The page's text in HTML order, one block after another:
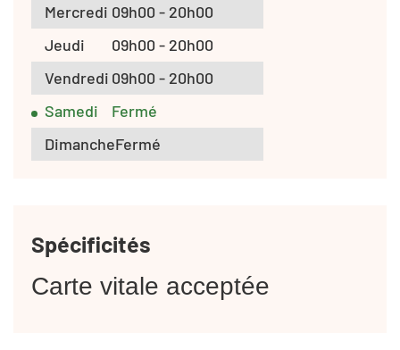
Mercredi 09h00 - 20h00
Jeudi
09h00 - 20h00
Vendredi 09h00 - 20h00
Samedi
Fermé
DimancheFermé
Spécificités
Carte vitale acceptée